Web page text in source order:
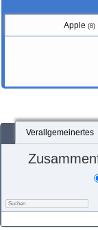
Apple (8)
Verallgemeinertes